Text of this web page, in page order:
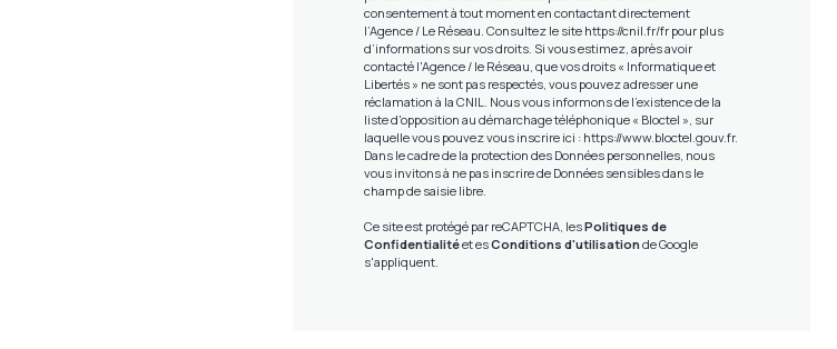
consentement à tout moment en contactant directement
l’Agence / Le Réseau. Consultez le site https://cnil.fr/frpour plus
d’informations sur vos droits. Si vous estimez, après avoir
contacté l'Agence / le Réseau, que vos droits « Informatique et
Libertés » ne sont pas respectés, vous pouvez adresser une
réclamation à la CNIL. Nous vous informons de l’existence de la
liste d'opposition au démarchage téléphonique « Bloctel », sur
laquelle vous pouvez vous inscrire ici : https://www.bloctel.gouv.fr.
Dans le cadre de la protection des Données personnelles, nous
vous invitons à ne pas inscrire de Données sensibles dans le
champ de saisie libre.
Ce site est protégé par reCAPTCHA, lesPolitiques de
Confidentialitéet esConditions d'utilisationde Google
s'appliquent.